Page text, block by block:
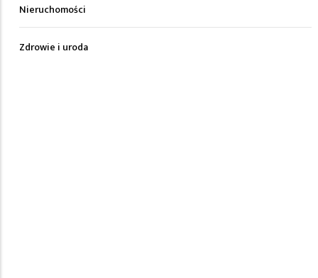
Nieruchomości
Zdrowie i uroda